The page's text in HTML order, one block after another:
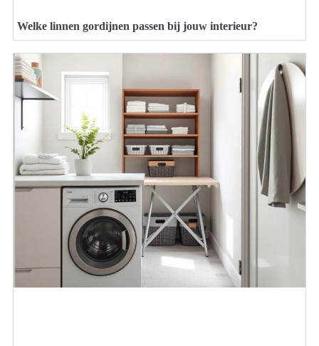
Welke linnen gordijnen passen bij jouw interieur?